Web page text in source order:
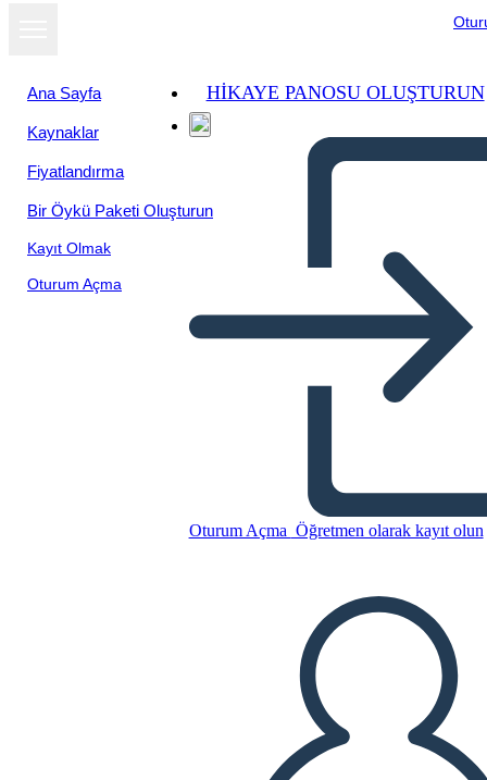
Ana Sayfa
Kaynaklar
Fiyatlandırma
Bir Öykü Paketi Oluşturun
Kayıt Olmak
Oturum Açma
HIKAYE PANOSU OLUŞTURUN
Oturum Açma Öğretmen olarak kayıt olun
Annie Sullivan - Biografia
BİR HİKAYE PANOSU OLUŞTUR
SLAYT GÖSTERİSİNİ OYNAT
BENİ OKU